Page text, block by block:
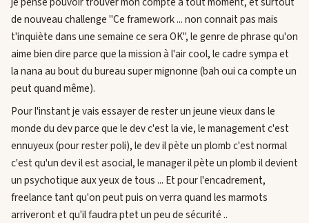
de nouveau challenge "Ce framework ... non connait pas mais
t'inquiète dans une semaine ce sera OK", le genre de phrase qu'on
aime bien dire parce que la mission à l'air cool, le cadre sympa et
la nana au bout du bureau super mignonne (bah oui ca compte un
peut quand même).
Pour l'instant je vais essayer de rester un jeune vieux dans le
monde du dev parce que le dev c'est la vie, le management c'est
ennuyeux (pour rester poli), le dev il pète un plomb c'est normal
c'est qu'un dev il est asocial, le manager il pète un plomb il devient
un psychotique aux yeux de tous ... Et pour l'encadrement,
freelance tant qu'on peut puis on verra quand les marmots
arriveront et qu'il faudra ptet un peu de sécurité ..